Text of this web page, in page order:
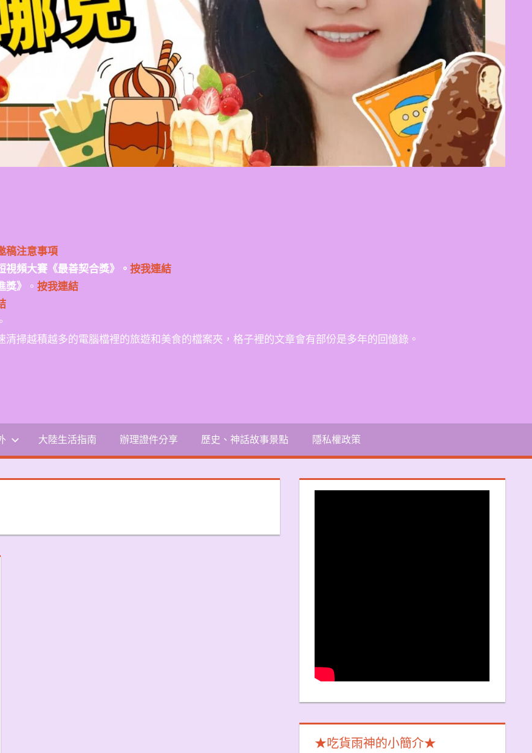
稿注意事項
頻大賽《最善契合獎》。 按我連結
》 。 按我連結
掃越積越多的電腦檔裡的旅遊和美食的檔案夾，格子裡的文章會有部份是多年的回憶錄。
大陸生活指南 辦理證件分享 歷史、神話故事景點 隱私權政策
★吃貨雨神的小簡介★